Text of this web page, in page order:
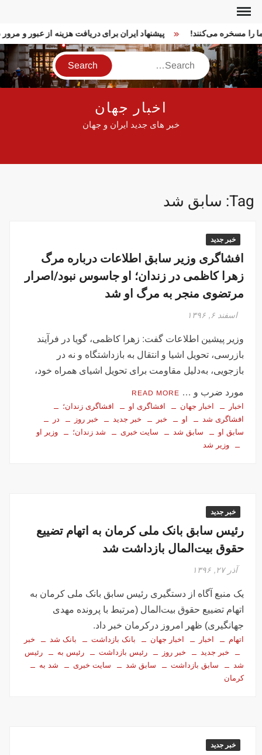
Skip
content
پیشنهاد ایران برای دریافت هزینه از عبور و را مسخره می‌کنند!
Search
اخبار جهان
خبر های جدید ایران و جهان
Tag: سابق شد
خبر جدید
افشاگری وزیر سابق اطلاعات درباره مرگ
زهرا کاظمی در زندان؛ او جاسوس نبود/اصرار
مرتضوی منجر به مرگ او شد
اسفند ۶, ۱۳۹۶
وزیر پیشین اطلاعات گفت: زهرا کاظمی، گویا در فرآیند
بازرسی، تحویل اشیا و انتقال به بازداشتگاه و نه در
بازجویی، به‌دلیل مقاومت برای تحویل اشیای همراه خود،
مورد ضرب و … READ MORE
اخبار اخبار جهان افشاگری او
افشاگری زندان؛
افشاگری شد
او خبر خبر جدید خبر روز
در
سابق او
سابق شد سایت خبری شد زندان؛
وزیر او
وزیر شد
خبر جدید
رئیس سابق بانک ملی کرمان به اتهام تضییع
حقوق بیت‌المال بازداشت شد
آذر ۲۷, ۱۳۹۶
یک منبع آگاه از دستگیری رئیس سابق بانک ملی کرمان به
اتهام تضییع حقوق بیت‌المال (مرتبط با پرونده مهدی
جهانگیری) ظهر امروز درکرمان خبر داد.
اتهام اخبار اخبار جهان بانک بازداشت بانک شد
خبر
خبر جدید
خبر روز رئیس بازداشت رئیس به
رئیس
شد
سابق بازداشت سابق شد سایت خبری
شد به
کرمان
خبر جدید